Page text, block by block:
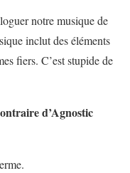
notre musique de
inclut des éléments
fiers. C’est stupide de
d’Agnostic